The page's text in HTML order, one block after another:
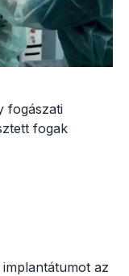
fogászati
fogak
implantátumot az